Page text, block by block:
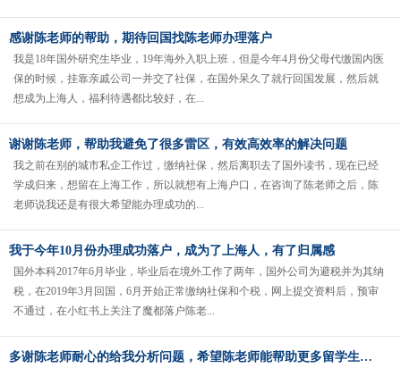
感谢陈老师的帮助，期待回国找陈老师办理落户
我是18年国外研究生毕业，19年海外入职上班，但是今年4月份父母代缴国内医
保的时候，挂靠亲戚公司一并交了社保，在国外呆久了就行回国发展，然后就
想成为上海人，福利待遇都比较好，在...
谢谢陈老师，帮助我避免了很多雷区，有效高效率的解决问题
我之前在别的城市私企工作过，缴纳社保，然后离职去了国外读书，现在已经
学成归来，想留在上海工作，所以就想有上海户口，在咨询了陈老师之后，陈
老师说我还是有很大希望能办理成功的...
我于今年10月份办理成功落户，成为了上海人，有了归属感
国外本科2017年6月毕业，毕业后在境外工作了两年，国外公司为避税并为其纳
税，在2019年3月回国，6月开始正常缴纳社保和个税，网上提交资料后，预审
不通过，在小红书上关注了魔都落户陈老...
多谢陈老师耐心的给我分析问题，希望陈老师能帮助更多留学生成功落户上海。